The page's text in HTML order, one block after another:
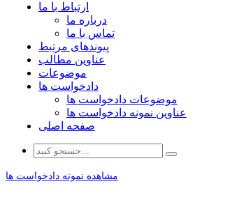
ارتباط با ما
درباره ما
تماس با ما
پیوندهای مرتبط
عناوین مطالب
موضوعات
دادخواست ها
موضوعات دادخواست ها
عناوین نمونه دادخواست ها
صفحه اصلی
مشاهده نمونه دادخواست ها